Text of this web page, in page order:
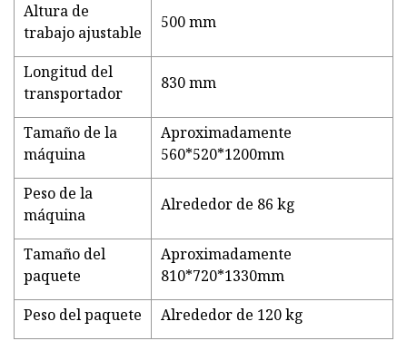
Altura de
trabajo ajustable
500 mm
Longitud del
transportador
830 mm
Tamaño de la
máquina
Aproximadamente
560*520*1200mm
Peso de la
máquina
Alrededor de 86 kg
Tamaño del
paquete
Aproximadamente
810*720*1330mm
Peso del paquete
Alrededor de 120 kg